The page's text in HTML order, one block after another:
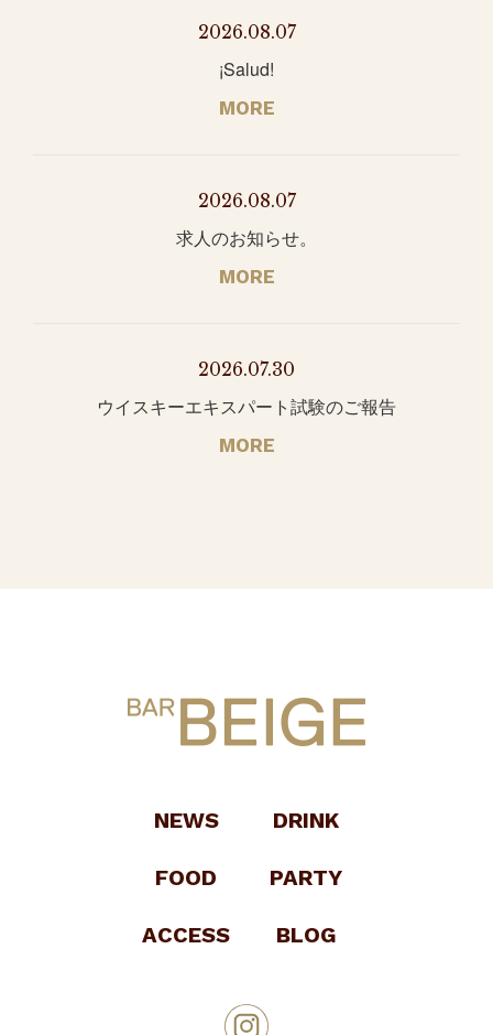
2026.08.07
¡Salud!
MORE
2026.08.07
求人のお知らせ。
MORE
2026.07.30
ウイスキーエキスパート試験のご報告
MORE
NEWS DRINK
FOOD PARTY
ACCESS BLOG